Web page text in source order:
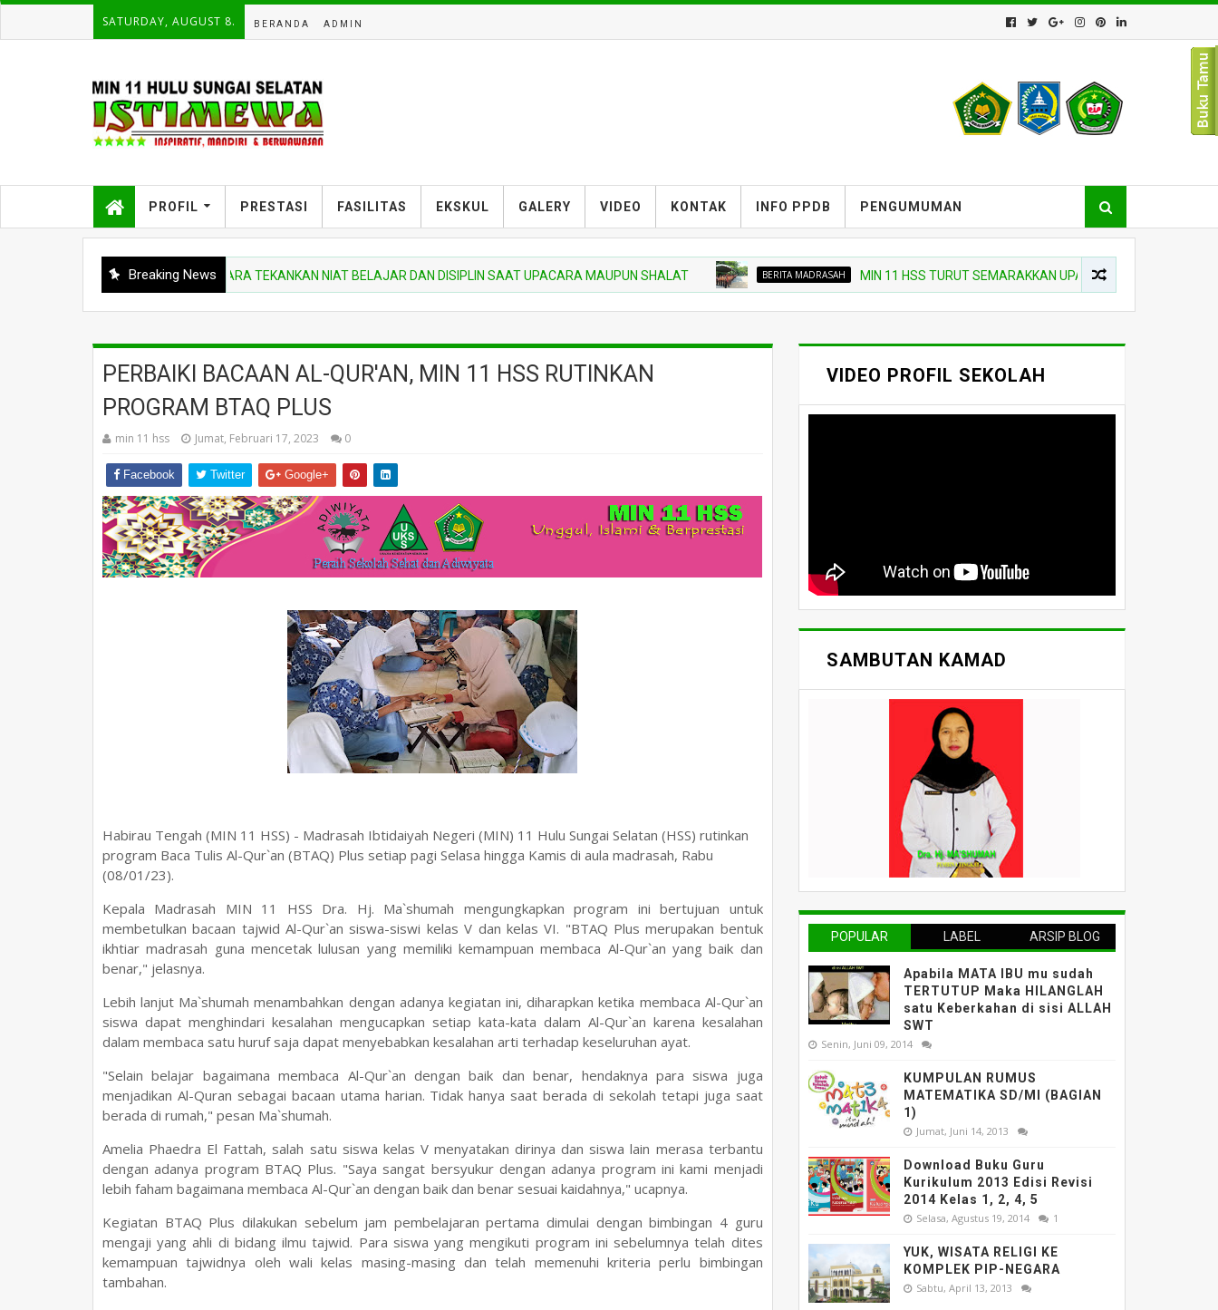
SATURDAY, AUGUST 8. BERANDA ADMIN
PROFIL PRESTASI FASILITAS EKSKUL GALERY VIDEO KONTAK INFO PPDB PENGUMUMAN
Breaking News
PEMBINA UPACARA TEKANKAN NIAT BELAJAR DAN DISIPLIN SAAT UPACARA MAUPUN SHALAT BERITA MADRASAH MIN 11 HSS TURUT SEMARAKKAN UPACARA PEMBUKAAN SIAGA
PERBAIKI BACAAN AL-QUR'AN, MIN 11 HSS RUTINKAN
PROGRAM BTAQ PLUS
min 11 hss Jumat, Februari 17, 2023 0
Facebook Twitter Google+
Habirau Tengah (MIN 11 HSS) - Madrasah Ibtidaiyah Negeri (MIN) 11 Hulu Sungai Selatan (HSS) rutinkan
program Baca Tulis Al-Qur`an (BTAQ) Plus setiap pagi Selasa hingga Kamis di aula madrasah, Rabu
(08/01/23).
Kepala Madrasah MIN 11 HSS Dra. Hj. Ma`shumah mengungkapkan program ini bertujuan untuk
membetulkan bacaan tajwid Al-Qur`an siswa-siswi kelas V dan kelas VI. "BTAQ Plus merupakan bentuk
ikhtiar madrasah guna mencetak lulusan yang memiliki kemampuan membaca Al-Qur`an yang baik dan
benar," jelasnya.
Lebih lanjut Ma`shumah menambahkan dengan adanya kegiatan ini, diharapkan ketika membaca Al-Qur`an
siswa dapat menghindari kesalahan mengucapkan setiap kata-kata dalam Al-Qur`an karena kesalahan
dalam membaca satu huruf saja dapat menyebabkan kesalahan arti terhadap keseluruhan ayat.
"Selain belajar bagaimana membaca Al-Qur`an dengan baik dan benar, hendaknya para siswa juga
menjadikan Al-Quran sebagai bacaan utama harian. Tidak hanya saat berada di sekolah tetapi juga saat
berada di rumah," pesan Ma`shumah.
Amelia Phaedra El Fattah, salah satu siswa kelas V menyatakan dirinya dan siswa lain merasa terbantu
dengan adanya program BTAQ Plus. "Saya sangat bersyukur dengan adanya program ini kami menjadi
lebih faham bagaimana membaca Al-Qur`an dengan baik dan benar sesuai kaidahnya," ucapnya.
Kegiatan BTAQ Plus dilakukan sebelum jam pembelajaran pertama dimulai dengan bimbingan 4 guru
mengaji yang ahli di bidang ilmu tajwid. Para siswa yang mengikuti program ini sebelumnya telah dites
kemampuan tajwidnya oleh wali kelas masing-masing dan telah memenuhi kriteria perlu bimbingan
tambahan.
VIDEO PROFIL SEKOLAH
SAMBUTAN KAMAD
POPULAR LABEL ARSIP BLOG
Apabila MATA IBU mu sudah
TERTUTUP Maka HILANGLAH
satu Keberkahan di sisi ALLAH
SWT
Senin, Juni 09, 2014
KUMPULAN RUMUS
MATEMATIKA SD/MI (BAGIAN
1)
Jumat, Juni 14, 2013
Download Buku Guru
Kurikulum 2013 Edisi Revisi
2014 Kelas 1, 2, 4, 5
Selasa, Agustus 19, 2014 1
YUK, WISATA RELIGI KE
KOMPLEK PIP-NEGARA
Sabtu, April 13, 2013